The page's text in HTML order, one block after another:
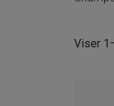
Viser